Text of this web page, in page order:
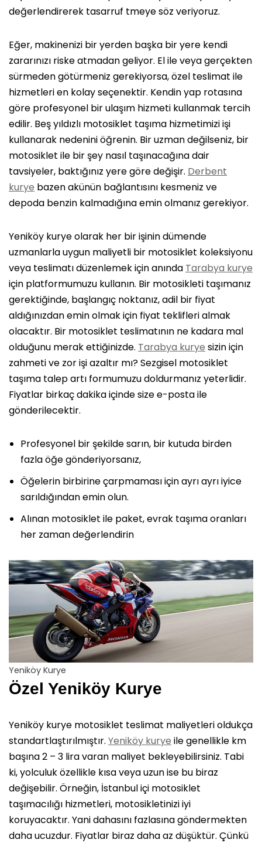
değerlendirerek tasarruf tmeye söz veriyoruz.
Eğer, makinenizi bir yerden başka bir yere kendi
zararınızı riske atmadan geliyor. El ile veya gerçekten
sürmeden götürmeniz gerekiyorsa, özel teslimat ile
hizmetleri en kolay seçenektir. Kendin yap rotasına
göre profesyonel bir ulaşım hizmeti kullanmak tercih
edilir. Beş yıldızlı motosiklet taşıma hizmetimizi işi
kullanarak nedenini öğrenin. Bir uzman değilseniz, bir
motosiklet ile bir şey nasıl taşınacağına dair
tavsiyeler, baktığınız yere göre değişir. Derbent
kurye bazen akünün bağlantısını kesmeniz ve
depoda benzin kalmadığına emin olmanız gerekiyor.
Yeniköy kurye olarak her bir işinin dümende
uzmanlarla uygun maliyetli bir motosiklet koleksiyonu
veya teslimatı düzenlemek için anında Tarabya kurye
için platformumuzu kullanın. Bir motosikleti taşımanız
gerektiğinde, başlangıç ​​noktanız, adil bir fiyat
aldığınızdan emin olmak için fiyat teklifleri almak
olacaktır. Bir motosiklet teslimatının ne kadara mal
olduğunu merak ettiğinizde. Tarabya kurye sizin için
zahmeti ve zor işi azaltır mı? Sezgisel motosiklet
taşıma talep artı formumuzu doldurmanız yeterlidir.
Fiyatlar birkaç dakika içinde size e-posta ile
gönderilecektir.
Profesyonel bir şekilde sarın, bir kutuda birden
fazla öğe gönderiyorsanız,
Öğelerin birbirine çarpmaması için ayrı ayrı iyice
sarıldığından emin olun.
Alınan motosiklet ile paket, evrak taşıma oranları
her zaman değerlendirin
Yeniköy Kurye
Özel Yeniköy Kurye
Yeniköy kurye motosiklet teslimat maliyetleri oldukça
standartlaştırılmıştır. Yeniköy kurye ile genellikle km
başına 2 – 3 lira varan maliyet bekleyebilirsiniz. Tabi
ki, yolculuk özellikle kısa veya uzun ise bu biraz
değişebilir. Örneğin, İstanbul içi motosiklet
taşımacılığı hizmetleri, motosikletinizi iyi
koruyacaktır. Yani dahasını fazlasına göndermekten
daha ucuzdur. Fiyatlar biraz daha az düşüktür. Çünkü